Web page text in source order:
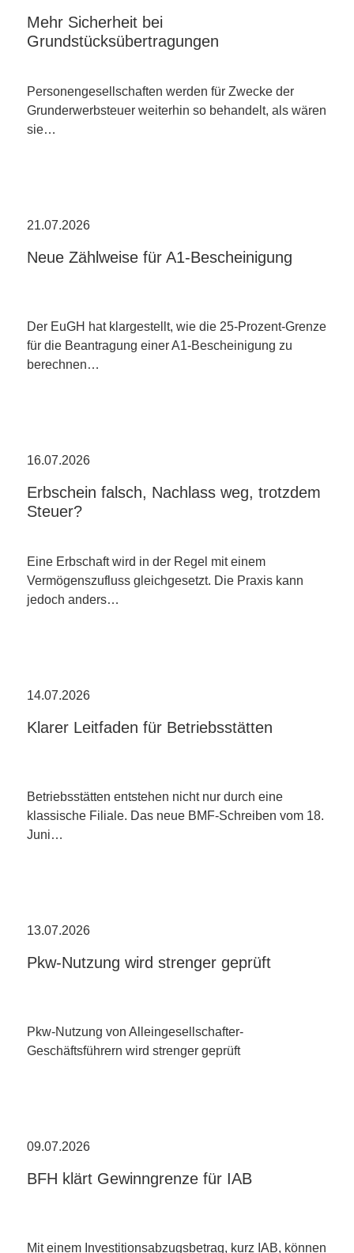
Mehr Sicherheit bei
Grundstücksübertragungen
Personengesellschaften werden für Zwecke der
Grunderwerbsteuer weiterhin so behandelt, als wären
sie…
21.07.2026
Neue Zählweise für A1-Bescheinigung
Der EuGH hat klargestellt, wie die 25-Prozent-Grenze
für die Beantragung einer A1-Bescheinigung zu
berechnen…
16.07.2026
Erbschein falsch, Nachlass weg, trotzdem
Steuer?
Eine Erbschaft wird in der Regel mit einem
Vermögenszufluss gleichgesetzt. Die Praxis kann
jedoch anders…
14.07.2026
Klarer Leitfaden für Betriebsstätten
Betriebsstätten entstehen nicht nur durch eine
klassische Filiale. Das neue BMF-Schreiben vom 18.
Juni…
13.07.2026
Pkw-Nutzung wird strenger geprüft
Pkw-Nutzung von Alleingesellschafter-
Geschäftsführern wird strenger geprüft
09.07.2026
BFH klärt Gewinngrenze für IAB
Mit einem Investitionsabzugsbetrag, kurz IAB, können